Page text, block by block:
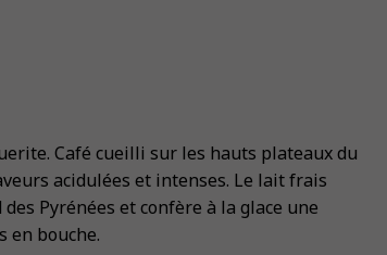
Café cueilli sur les hauts plateaux du
acidulées et intenses. Le lait frais
Pyrénées et confère à la glace une
en bouche.